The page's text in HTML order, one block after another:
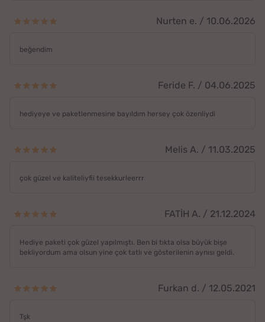
Nurten e. / 10.06.2026
beğendim
Feride F. / 04.06.2025
hediyeye ve paketlenmesine bayıldım hersey çok özenliydi
Melis A. / 11.03.2025
çok güzel ve kaliteliyfii tesekkurleerrr
FATİH A. / 21.12.2024
Hediye paketi çok güzel yapılmıştı. Ben bi tıkta olsa büyük bişe
bekliyordum ama olsun yine çok tatlı ve gösterilenin aynısı geldi.
Furkan d. / 12.05.2021
Tşk